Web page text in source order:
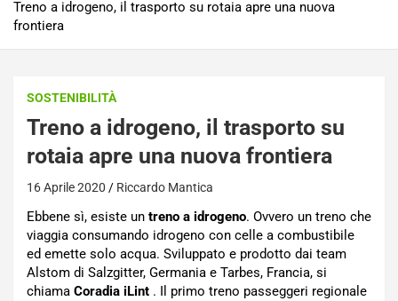
Treno a idrogeno, il trasporto su rotaia apre una nuova
frontiera
SOSTENIBILITÀ
Treno a idrogeno, il trasporto su
rotaia apre una nuova frontiera
16 Aprile 2020 Riccardo Mantica
Ebbene sì, esiste un treno a idrogeno. Ovvero un treno che
viaggia consumando idrogeno con celle a combustibile
ed emette solo acqua. Sviluppato e prodotto dai team
Alstom di Salzgitter, Germania e Tarbes, Francia, si
chiama Coradia iLint . Il primo treno passeggeri regionale